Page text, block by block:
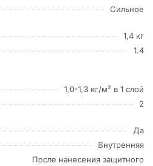
Сильное
1,4 кг
1.4
1,0-1,3 кг/м² в 1 слой
2
Да
Внутренняя
После нанесения защитного